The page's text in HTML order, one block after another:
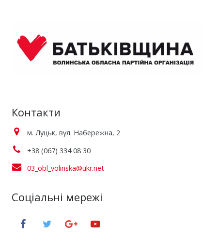
Контакти
м. Луцьк, вул. Набережна, 2
+38 (067) 334 08 30
03_obl_volinska@ukr.net
Соціальні мережі